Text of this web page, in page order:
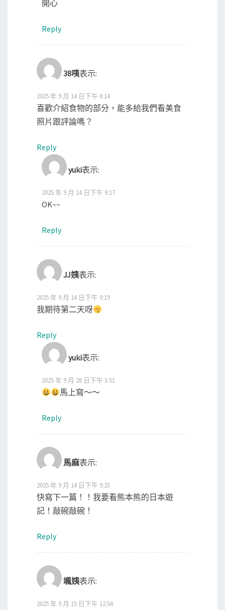
開心
Reply
38咦表示:
2025 年 9 月 14 日下午 6:14
喜歡介紹食物的部分，能多給我們看美食
照片跟評論嗎？
Reply
yuki表示:
2025 年 9 月 14 日下午 9:17
OK~~
Reply
JJ姨表示:
2025 年 9 月 14 日下午 9:19
我期待第二天呀
Reply
yuki表示:
2025 年 9 月 28 日下午 3:51
馬上寫～～
Reply
馬麻表示:
2025 年 9 月 14 日下午 9:23
快寫下一篇！！我要看熊本熊的日本遊
記！敲碗敲碗！
Reply
颯姨表示:
2025 年 9 月 15 日下午 12:54